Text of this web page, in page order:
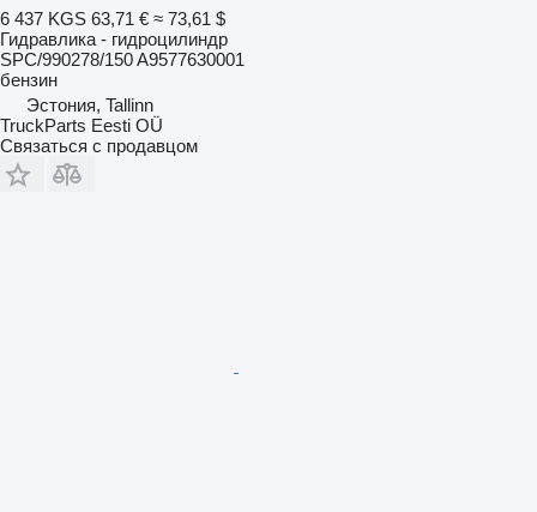
6 437 KGS 63,71 € ≈ 73,61 $
Гидравлика - гидроцилиндр
SPC/990278/150 A9577630001
бензин
Эстония, Tallinn
TruckParts Eesti OÜ
Связаться с продавцом